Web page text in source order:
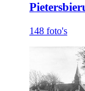
148 foto's